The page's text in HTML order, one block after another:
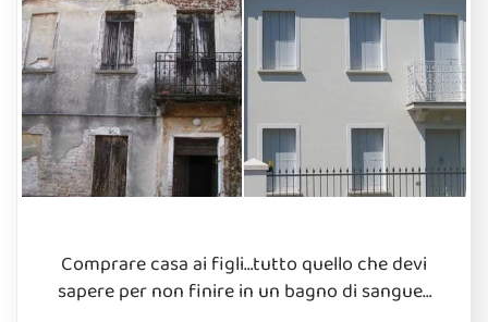
Comprare casa ai figli…tutto quello che devi
sapere per non finire in un bagno di sangue…